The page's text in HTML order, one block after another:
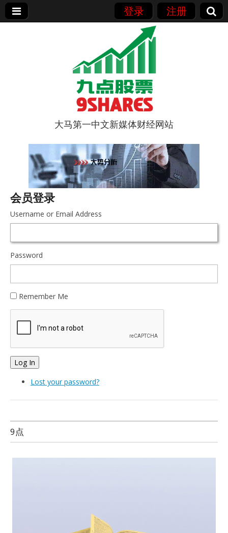
登录 注册
9点股票
大马第一中文新媒体财经网站
会员登录
Username or Email Address
Password
Remember Me
Log In
Lost your password?
9点